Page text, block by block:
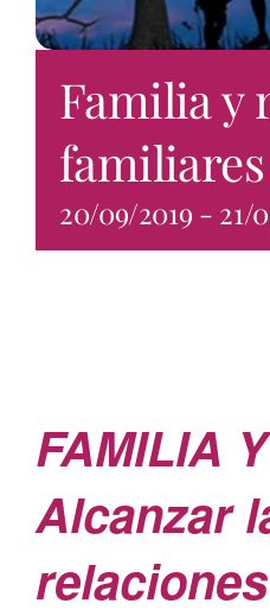
Familia y
familiares
20/09/2019 - 21/
FAMILIA
Alcanzar